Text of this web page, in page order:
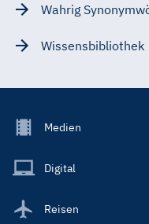
Wahrig
Wissensbibliothek
Footer
Main
Medien
Digital
Reisen